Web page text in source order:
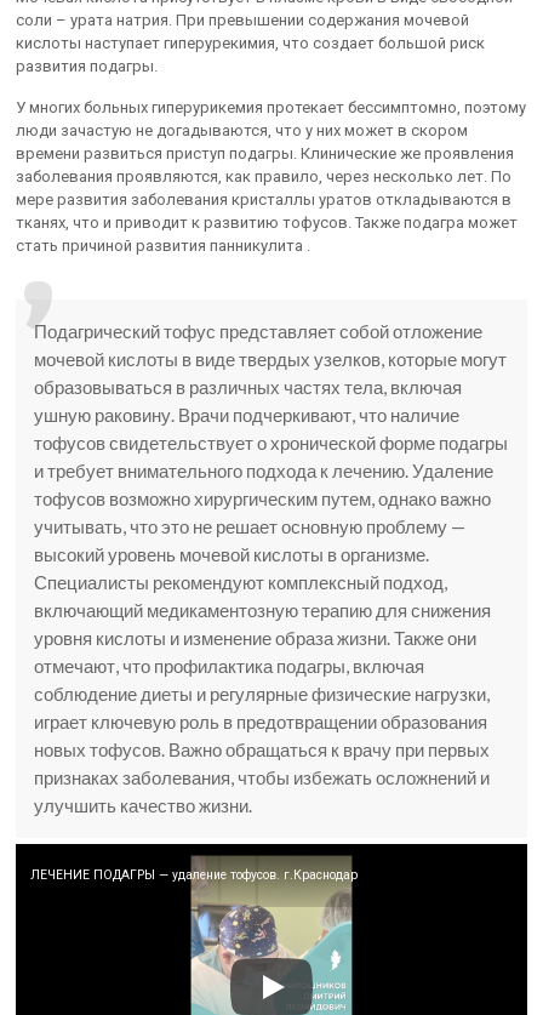
соли – урата натрия. При превышении содержания мочевой
кислоты наступает гиперурекимия, что создает большой риск
развития подагры.
У многих больных гиперурикемия протекает бессимптомно, поэтому
люди зачастую не догадываются, что у них может в скором
времени развиться приступ подагры. Клинические же проявления
заболевания проявляются, как правило, через несколько лет. По
мере развития заболевания кристаллы уратов откладываются в
тканях, что и приводит к развитию тофусов. Также подагра может
стать причиной развития панникулита .
Подагрический тофус представляет собой отложение
мочевой кислоты в виде твердых узелков, которые могут
образовываться в различных частях тела, включая
ушную раковину. Врачи подчеркивают, что наличие
тофусов свидетельствует о хронической форме подагры
и требует внимательного подхода к лечению. Удаление
тофусов возможно хирургическим путем, однако важно
учитывать, что это не решает основную проблему —
высокий уровень мочевой кислоты в организме.
Специалисты рекомендуют комплексный подход,
включающий медикаментозную терапию для снижения
уровня кислоты и изменение образа жизни. Также они
отмечают, что профилактика подагры, включая
соблюдение диеты и регулярные физические нагрузки,
играет ключевую роль в предотвращении образования
новых тофусов. Важно обращаться к врачу при первых
признаках заболевания, чтобы избежать осложнений и
улучшить качество жизни.
ЛЕЧЕНИЕ ПОДАГРЫ — удаление тофусов. г.Краснодар